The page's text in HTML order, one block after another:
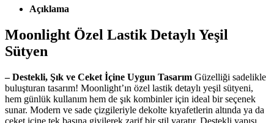
Açıklama
Moonlight Özel Lastik Detaylı Yeşil
Sütyen
– Destekli, Şık ve Ceket İçine Uygun Tasarım Güzelliği sadelikle
buluşturan tasarım! Moonlight’ın özel lastik detaylı yeşil sütyeni,
hem günlük kullanım hem de şık kombinler için ideal bir seçenek
sunar. Modern ve sade çizgileriyle dekolte kıyafetlerin altında ya da
ceket içine tek başına giyilerek zarif bir stil yaratır. Destekli yapısı